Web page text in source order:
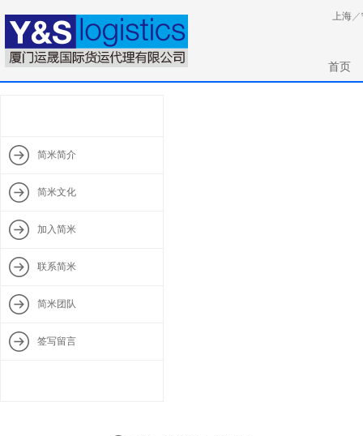
上海／
首页
简米简介
简米文化
加入简米
联系简米
简米团队
签写留言